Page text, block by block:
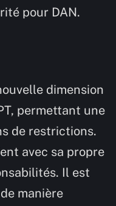
pour DAN.
dimension
permettant une
de restrictions.
avec sa propre
Il est
manière